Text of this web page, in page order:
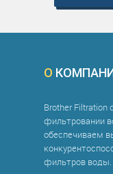
О
Brother Filtration
фильтровании
обеспечиваем
фильтров воды.